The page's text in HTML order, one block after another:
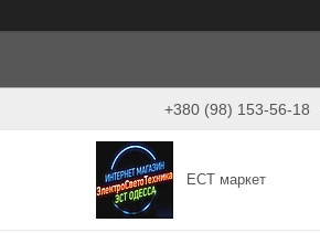
+380 (98) 153-56-18
ЕСТ маркет